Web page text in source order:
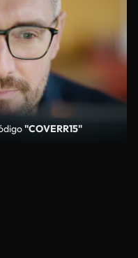
"COVERR15"